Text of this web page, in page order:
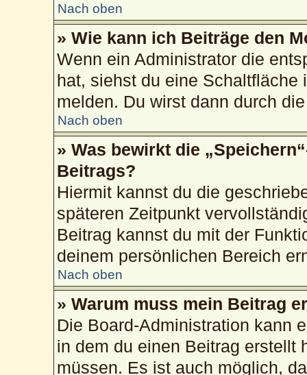
Nach oben
» Wie kann ich Beiträge den
Wenn ein Administrator die
hat, siehst du eine
melden. Du wirst dann durch
Nach oben
» Was bewirkt die
Beitrags?
Hiermit kannst du die
späteren Zeitpunkt
Beitrag kannst du mit der
deinem persönlichen Bereich
Nach oben
» Warum muss mein Beitrag
Die Board-Administration kann
in dem du einen Beitrag erstellt
müssen. Es ist auch möglich,